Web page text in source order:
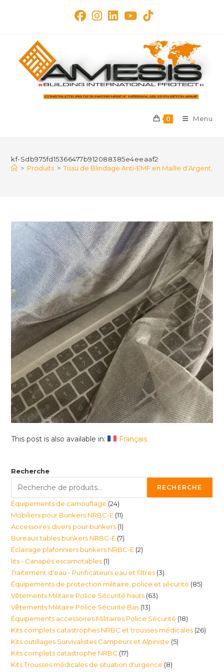
0 Menu
kf-Sdb975fd15366477b912088385e4eeaaf2
> Produits > Tissu de Blindage Anti-EMF en Maille d’Argent,
This post is also available in: Français
Recherche
RECHERCHE
Équipements de camouflage 2424
produits
Mobiliers pour Bunkers NRBC-E 1111
produits
Accessoires divers pour bunkers 11
produit
Bureaux tables bunkers NRBC-E 77
produits
Éclairage plafonniers bunkers NRBC-E 22
lits - Canapés escamotables 11
produit
Traitement d'eau - Purificateurs eau et filtres 33
produits
Équipements de protection militaire, police et sécurité 8585
Vêtements Militaire Police Sécurité hauts 6363
Vêtements Militaire Police Sécurité Bas 1313
produits
Équipements accessoires Militaires Police Sécurité 1818
produits
Kits complets catastrophes NRBC et trousses médicales 2626
Kits outillages Survivalistes Campeurs et Alpiniste 55
Kits complets catastrophe NRBC 1717
produits
Kits Trousses médicales de situation d'urgence 88